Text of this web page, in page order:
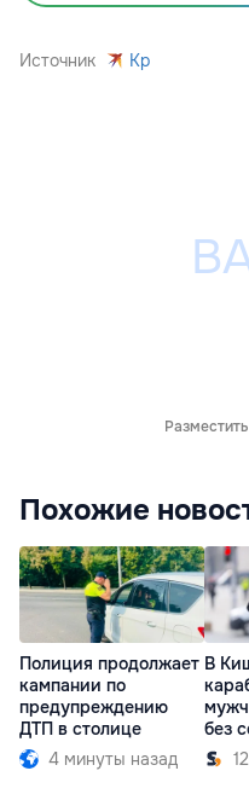
Источник Kp
Похожие
Полиция продолжает
кампании по
предупреждению
ДТП в столице
4 минуты назад
В
без